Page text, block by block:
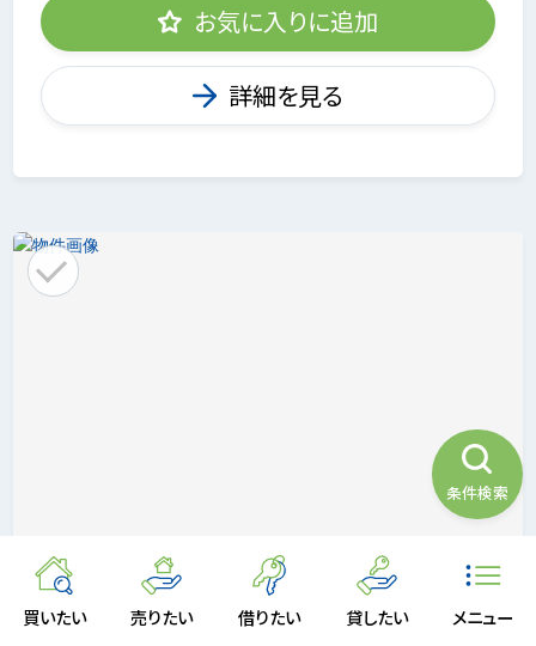
買いたい 売りたい 借りたい 貸したい メニュー
お気に入りに追加
詳細を見る
条件検索